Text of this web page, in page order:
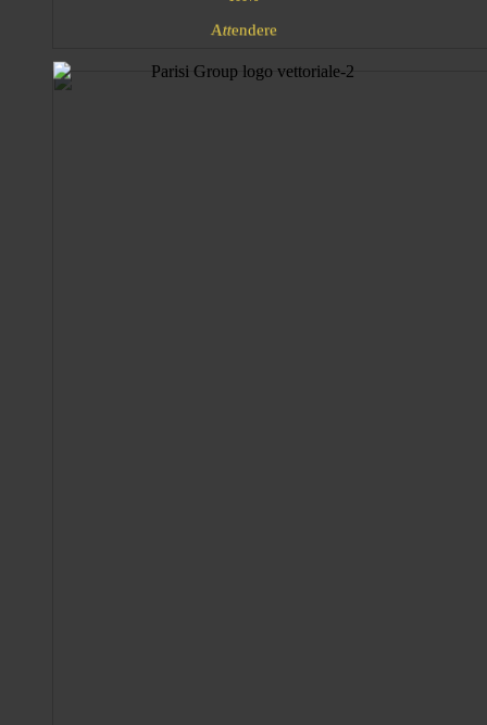
Attendere